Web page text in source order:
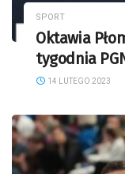
SPORT
Oktawia
tygodnia
14 LUTEGO 2023